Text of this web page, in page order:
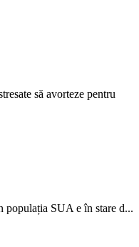
să avorteze pentru
populația SUA e în stare d...